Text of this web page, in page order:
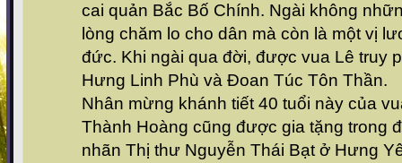
cai quản Bắc Bố Chính. Ngài không
lòng chăm lo cho dân mà còn là một vị
đức. Khi ngài qua đời, được vua Lê truy
Hưng Linh Phù và Đoan Túc Tôn Thần.
Nhân mừng khánh tiết 40 tuổi này của
Thành Hoàng cũng được gia tặng trong
nhãn Thị thư Nguyễn Thái Bạt ở Hưng